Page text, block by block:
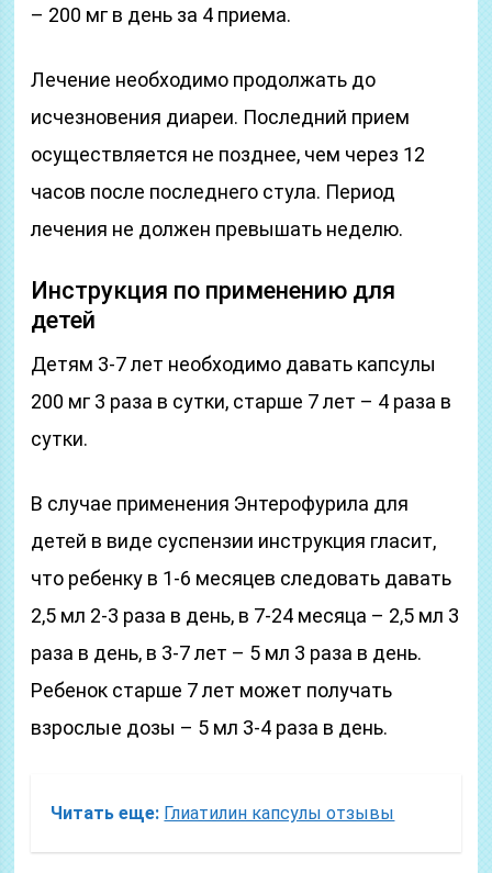
– 200 мг в день за 4 приема.
Лечение необходимо продолжать до
исчезновения диареи. Последний прием
осуществляется не позднее, чем через 12
часов после последнего стула. Период
лечения не должен превышать неделю.
Инструкция по применению для
детей
Детям 3-7 лет необходимо давать капсулы
200 мг 3 раза в сутки, старше 7 лет – 4 раза в
сутки.
В случае применения Энтерофурила для
детей в виде суспензии инструкция гласит,
что ребенку в 1-6 месяцев следовать давать
2,5 мл 2-3 раза в день, в 7-24 месяца – 2,5 мл 3
раза в день, в 3-7 лет – 5 мл 3 раза в день.
Ребенок старше 7 лет может получать
взрослые дозы – 5 мл 3-4 раза в день.
Читать еще: Глиатилин капсулы отзывы